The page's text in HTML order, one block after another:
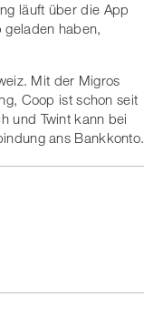
läuft über die App
haben,
Mit der Migros
Coop ist schon seit
und Twint kann bei
ans Bankkonto.